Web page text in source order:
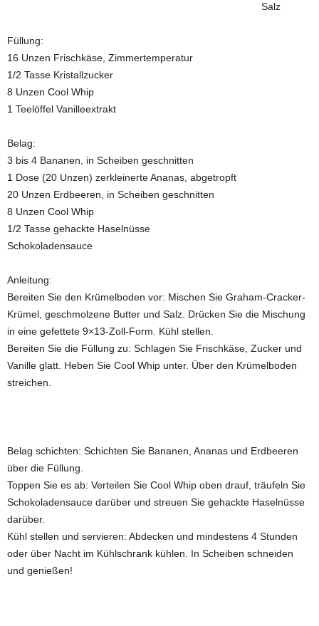
Salz
Füllung:
16 Unzen Frischkäse, Zimmertemperatur
1/2 Tasse Kristallzucker
8 Unzen Cool Whip
1 Teelöffel Vanilleextrakt
Belag:
3 bis 4 Bananen, in Scheiben geschnitten
1 Dose (20 Unzen) zerkleinerte Ananas, abgetropft
20 Unzen Erdbeeren, in Scheiben geschnitten
8 Unzen Cool Whip
1/2 Tasse gehackte Haselnüsse
Schokoladensauce
Anleitung:
Bereiten Sie den Krümelboden vor: Mischen Sie Graham-Cracker-
Krümel, geschmolzene Butter und Salz. Drücken Sie die Mischung
in eine gefettete 9×13-Zoll-Form. Kühl stellen.
Bereiten Sie die Füllung zu: Schlagen Sie Frischkäse, Zucker und
Vanille glatt. Heben Sie Cool Whip unter. Über den Krümelboden
streichen.
Belag schichten: Schichten Sie Bananen, Ananas und Erdbeeren
über die Füllung.
Toppen Sie es ab: Verteilen Sie Cool Whip oben drauf, träufeln Sie
Schokoladensauce darüber und streuen Sie gehackte Haselnüsse
darüber.
Kühl stellen und servieren: Abdecken und mindestens 4 Stunden
oder über Nacht im Kühlschrank kühlen. In Scheiben schneiden
und genießen!